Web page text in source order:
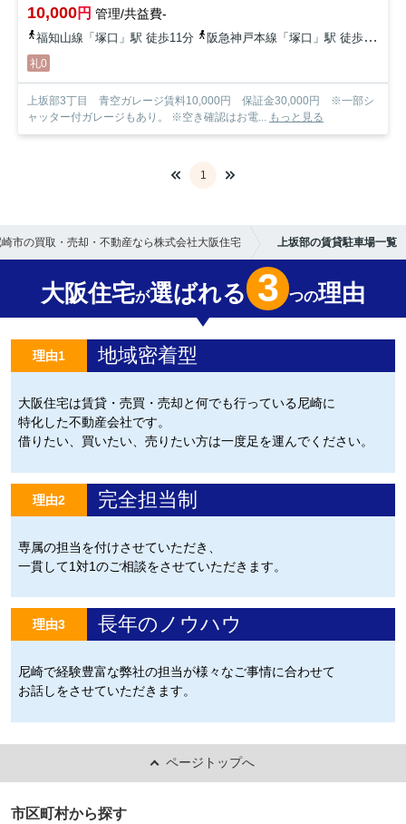
10,000円 管理/共益費-
福知山線「塚口」駅 徒歩11分 阪急神戸本線「塚口」駅 徒歩24分
礼0
上坂部3丁目 青空ガレージ賃料10,000円 保証金30,000円 ※一部シ
ャッター付ガレージもあり。 ※空き確認はお電...
もっと見る
1
市の買取・売却・不動産なら株式会社大阪住宅 上坂部の賃貸駐車場一覧
大阪住宅が選ばれる 3 つの理由
理由1 地域密着型
大阪住宅は賃貸・売買・売却と何でも行っている尼崎に
特化した不動産会社です。
借りたい、買いたい、売りたい方は一度足を運んでください。
理由2 完全担当制
専属の担当を付けさせていただき、
一貫して1対1のご相談をさせていただきます。
理由3 長年のノウハウ
尼崎で経験豊富な弊社の担当が様々なご事情に合わせて
お話しをさせていただきます。
ページトップへ
市区町村から探す